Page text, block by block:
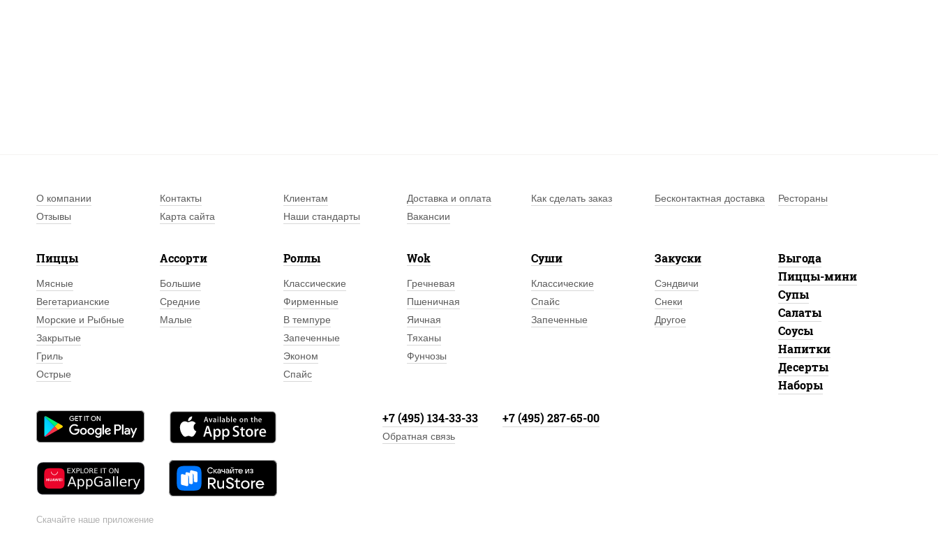
О компании Контакты Клиентам Доставка и оплата Как сделать заказ Бесконтактная доставка
Рестораны
Отзывы
Карта сайта Наши стандарты Вакансии
Пиццы
Мясные
Вегетарианские
Морские и Рыбные
Закрытые
Гриль
Острые
Ассорти
Большие
Средние
Малые
Роллы
Классические
Фирменные
В темпуре
Запеченные
Эконом
Спайс
Wok
Гречневая
Пшеничная
Яичная
Тяханы
Фунчозы
Суши
Классические
Спайс
Запеченные
Закуски
Сэндвичи
Снеки
Другое
Выгода
Пиццы-мини
Супы
Салаты
Соусы
Напитки
Десерты
Наборы
Скачайте наше приложение
+7 (495) 134-33-33 +7 (495) 287-65-00
Обратная связь